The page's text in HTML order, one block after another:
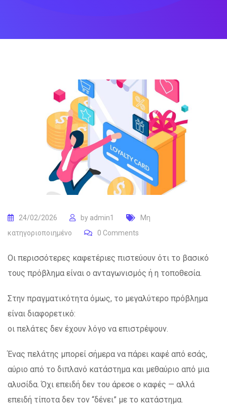
24/02/2026 by admin1
Μη
κατηγοριοποιημένο
0 Comments
Οι περισσότερες καφετέριες πιστεύουν ότι το βασικό
τους πρόβλημα είναι ο ανταγωνισμός ή η τοποθεσία.
Στην πραγματικότητα όμως, το μεγαλύτερο πρόβλημα
είναι διαφορετικό:
οι πελάτες δεν έχουν λόγο να επιστρέψουν.
Ένας πελάτης μπορεί σήμερα να πάρει καφέ από εσάς,
αύριο από το διπλανό κατάστημα και μεθαύριο από μια
αλυσίδα. Όχι επειδή δεν του άρεσε ο καφές — αλλά
επειδή τίποτα δεν τον “δένει” με το κατάστημα.